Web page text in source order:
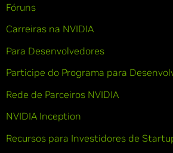
Fóruns
Carreiras na NVIDIA
Para Desenvolvedores
Participe do Programa para
Rede de Parceiros NVIDIA
NVIDIA Inception
Recursos para Investidores de